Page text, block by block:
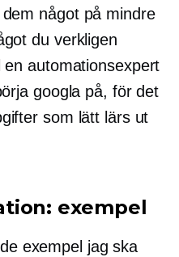
något på mindre
du verkligen
automationsexpert
googla på, för det
som lätt lärs ut
exempel
exempel jag ska